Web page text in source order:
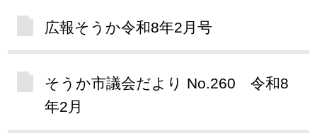
広報そうか令和8年2月号
そうか市議会だより No.260 令和8
年2月